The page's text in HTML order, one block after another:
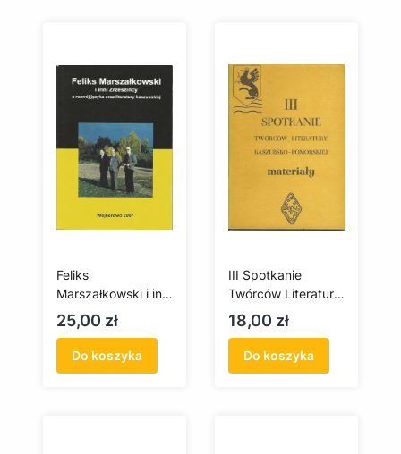
Feliks
Marszałkowski i inni
Zrzeszińcy a
rozwój języka oraz
literatury
kaszubskiej
Cena
25,00 zł
Do koszyka
III Spotkanie
Twórców Literatury
Kaszubsko-
Pomorskiej.
Materiały
(antykwariat)
Cena
18,00 zł
Do koszyka